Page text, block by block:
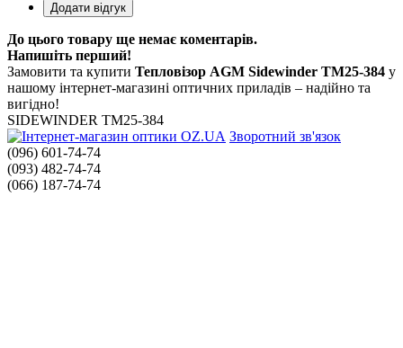
До цього товару ще немає коментарів.
Напишіть перший!
Замовити та купити Тепловізор AGM Sidewinder TM25-384 у
нашому інтернет-магазині оптичних приладів – надійно та
вигідно!
SIDEWINDER TM25-384
Зворотний зв'язок
(096) 601-74-74
(093) 482-74-74
(066) 187-74-74